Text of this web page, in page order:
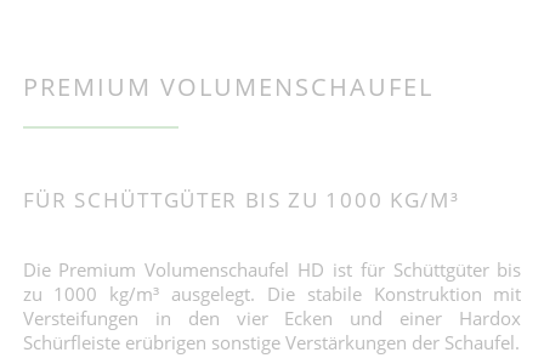
PREMIUM VOLUMENSCHAUFEL
FÜR SCHÜTTGÜTER BIS ZU 1000 KG/M³
Die Premium Volumenschaufel HD ist für Schüttgüter bis
zu 1000 kg/m³ ausgelegt. Die stabile Konstruktion mit
Versteifungen in den vier Ecken und einer Hardox
Schürfleiste erübrigen sonstige Verstärkungen der Schaufel.